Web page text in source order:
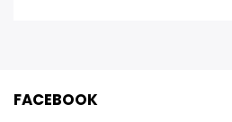
FACEBOOK